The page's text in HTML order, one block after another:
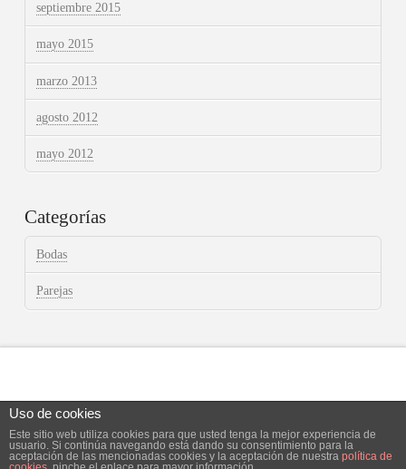
septiembre 2015
mayo 2015
marzo 2013
agosto 2012
mayo 2012
Categorías
Bodas
Parejas
Facebook
X Instagram
Uso de cookies
Este sitio web utiliza cookies para que usted tenga la mejor experiencia de
usuario. Si continúa navegando está dando su consentimiento para la
aceptación de las mencionadas cookies y la aceptación de nuestra política de